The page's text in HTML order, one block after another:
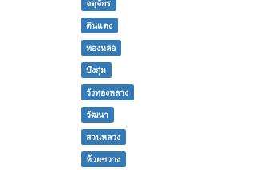
จตุจักร
ดินแดง
ทองหล่อ
บึงกุ่ม
วังทองหลาง
วัฒนา
สวนหลวง
ห้วยขวาง